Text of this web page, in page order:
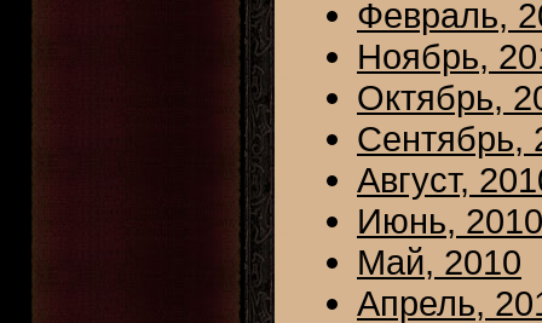
Февраль,
Ноябрь,
Октябрь,
Сентябрь,
Август,
Июнь, 2010
Май, 2010
Апрель,